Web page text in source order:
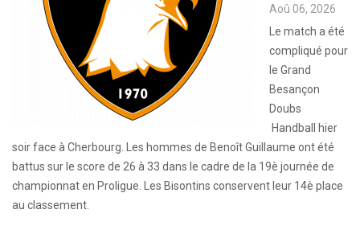
Aoû 06, 2026
Le match a été
compliqué pour
le Grand
Besançon
Doubs
Handball hier
soir face à Cherbourg. Les hommes de Benoît Guillaume ont été
battus sur le score de 26 à 33 dans le cadre de la 19è journée de
championnat en Proligue. Les Bisontins conservent leur 14è place
au classement.